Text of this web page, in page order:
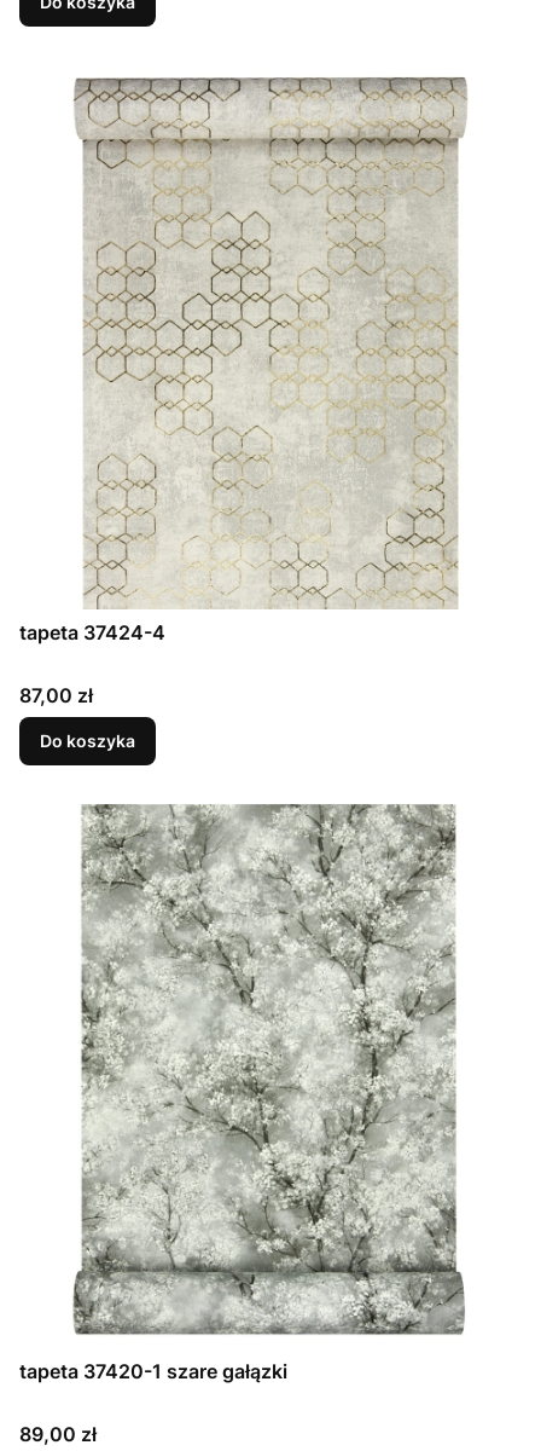
tapeta 37424-4
Cena
87,00 zł
Do koszyka
tapeta 37420-1 szare gałązki
Cena
89,00 zł